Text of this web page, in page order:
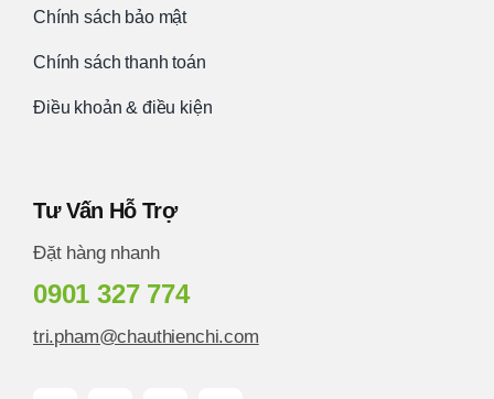
Chính sách bảo mật
Chính sách thanh toán
Điều khoản & điều kiện
Tư Vấn Hỗ Trợ
Đặt hàng nhanh
0901 327 774
tri.pham@chauthienchi.com